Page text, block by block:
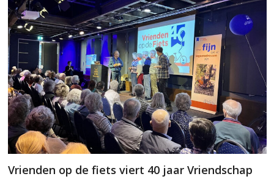
Vrienden op de fiets viert 40 jaar Vriendschap